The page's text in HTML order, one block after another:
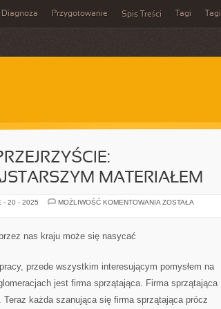
Diagnoza Przygotowanie Spis Treści Tagi Tagi
MATERIAŁEM
- 20 - 2025 MOŻLIWOŚĆ KOMENTOWANIA SPRAWY
ZOSTAŁA
nas kraju może się nasycać
przede wszystkim interesującym pomysłem na
jest firma sprzątająca. Firma sprzątająca
Teraz każda szanująca się firma sprzątająca prócz